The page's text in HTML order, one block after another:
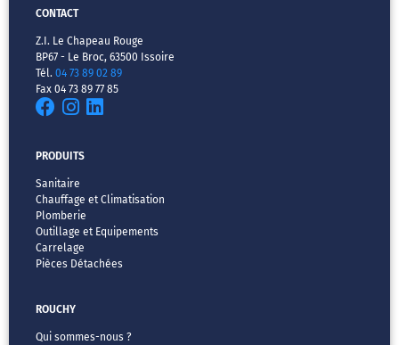
CONTACT
Z.I. Le Chapeau Rouge
BP67 - Le Broc, 63500 Issoire
Tél. 04 73 89 02 89
Fax 04 73 89 77 85
PRODUITS
Sanitaire
Chauffage et Climatisation
Plomberie
Outillage et Equipements
Carrelage
Pièces Détachées
ROUCHY
Qui sommes-nous ?